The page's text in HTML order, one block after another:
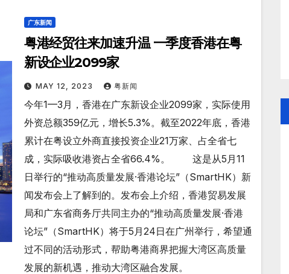
广东新闻
粤港经贸往来加速升温 一季度香港在粤
新设企业2099家
MAY 12, 2023 粤新闻
今年1—3月，香港在广东新设企业2099家，实际使用
外资总额359亿元，增长5.3%。截至2022年底，香港
累计在粤设立外商直接投资企业21万家、占全省七
成，实际吸收港资占全省66.4%。 这是从5月11
日举行的“推动高质量发展·香港论坛”（SmartHK）新
闻发布会上了解到的。发布会上介绍，香港贸易发展
局和广东省商务厅共同主办的“推动高质量发展·香港
论坛”（SmartHK）将于5月24日在广州举行，希望通
过不同的活动形式，帮助粤港商界把握大湾区高质量
发展的新机遇，推动大湾区融合发展。